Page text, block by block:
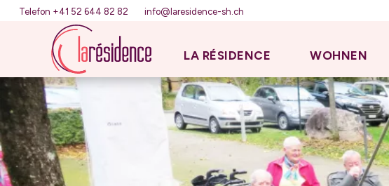
Telefon +41 52 644 82 82 info@laresidence-sh.ch
LA RÉSIDENCE WOHNEN